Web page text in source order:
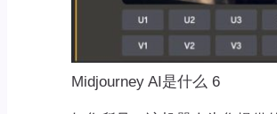
Midjourney AI是什么 6